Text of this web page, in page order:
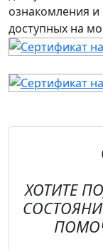
ознакомления и
доступных на
ХОТИТЕ